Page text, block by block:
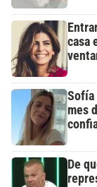
casa
Sofía
mes
De